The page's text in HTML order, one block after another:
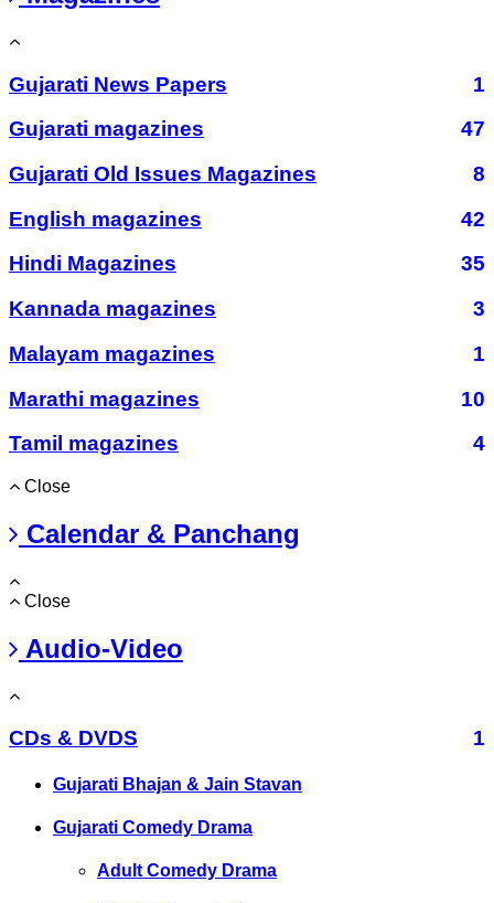
Gujarati News Papers
1
Gujarati magazines
47
Gujarati Old Issues Magazines
8
English magazines
42
Hindi Magazines
35
Kannada magazines
3
Malayam magazines
1
Marathi magazines
10
Tamil magazines
4
Close
Calendar & Panchang
Close
Audio-Video
CDs & DVDS 1
Gujarati Bhajan & Jain Stavan
Gujarati Comedy Drama
Adult Comedy Drama